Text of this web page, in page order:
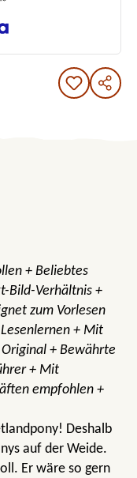
+ Beliebtes
Bild-Verhältnis +
zum Vorlesen
+ Mit
+ Bewährte
+ Mit
empfohlen +
Deshalb
auf der Weide.
Er wäre so gern